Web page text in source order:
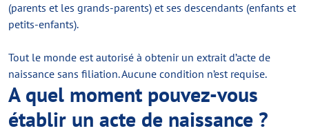
(parents et les grands-parents) et ses descendants (enfants et
petits-enfants).
Tout le monde est autorisé à obtenir un extrait d’acte de
naissance sans filiation. Aucune condition n’est requise.
A quel moment pouvez-vous
établir un acte de naissance ?